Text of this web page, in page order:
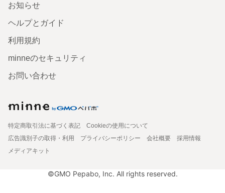
お知らせ
ヘルプとガイド
利用規約
minneのセキュリティ
お問い合わせ
特定商取引法に基づく表記
Cookieの使用について
広告識別子の取得・利用
プライバシーポリシー 会社概要
採用情報
メディアキット
©GMO Pepabo, Inc. All rights reserved.